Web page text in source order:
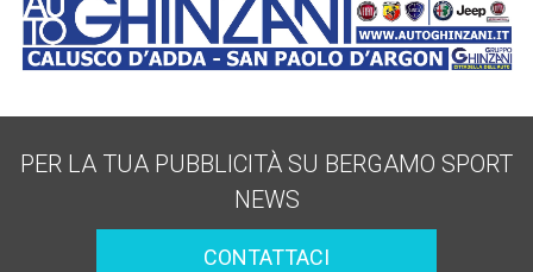
PER LA TUA PUBBLICITÀ SU BERGAMO SPORT
NEWS
CONTATTACI